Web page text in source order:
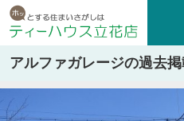
アルファガレージの過去